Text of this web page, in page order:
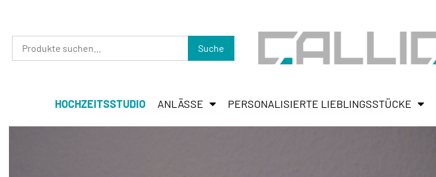
Suche
HOCHZEITSSTUDIO ANLÄSSE PERSONALISIERTE LIEBLINGSSTÜCKE